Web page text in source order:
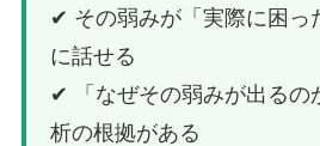
✔ その弱みが「実際に困っ
に話せる
✔ 「なぜその弱みが出るの
析の根拠がある